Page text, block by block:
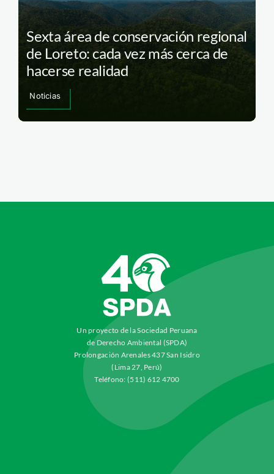
Sexta área de conservación regional
de Loreto: cada vez más cerca de
hacerse realidad
Noticias
Un proyecto de la Sociedad Peruana
de Derecho Ambiental (SPDA)
Prolongación Arenales 437 San Isidro
(Lima 27, Perú)
Teléfono: (511) 612 4700